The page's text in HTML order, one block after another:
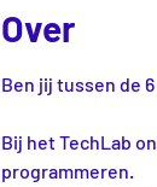
Over
Ben jij tussen de
Bij het TechLab
programmeren.